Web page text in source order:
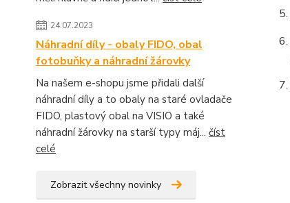
24.07.2023
Náhradní díly - obaly FIDO, obal
fotobuňky a náhradní žárovky
Na našem e-shopu jsme přidali další
náhradní díly a to obaly na staré ovladače
FIDO, plastový obal na VISIO a také
náhradní žárovky na starší typy máj... číst
celé
Zobrazit všechny novinky